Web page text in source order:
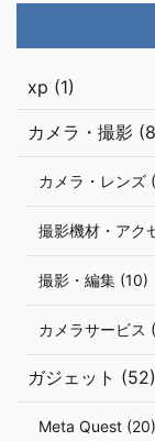
xp (1)
カメラ・撮影
カメラ・レンズ
撮影機材・アク
撮影・編集 (10)
カメラサービス
ガジェット (52)
Meta Quest (20)